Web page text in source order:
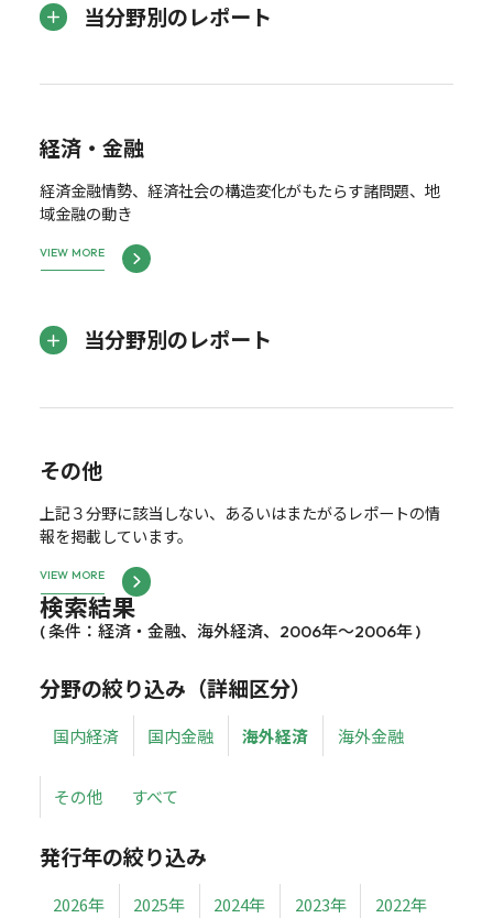
当分野別のレポート
経済・金融
経済金融情勢、経済社会の構造変化がもたらす諸問題、地
域金融の動き
VIEW MORE
当分野別のレポート
その他
上記３分野に該当しない、あるいはまたがるレポートの情
報を掲載しています。
VIEW MORE
検索結果
( 条件：経済・金融、海外経済、2006年～2006年 )
分野の絞り込み（詳細区分）
国内経済 国内金融 海外経済 海外金融
その他 すべて
発行年の絞り込み
2026年 2025年 2024年 2023年 2022年